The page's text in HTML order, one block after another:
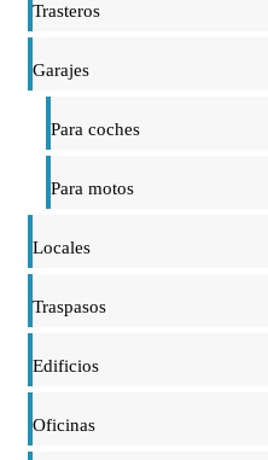
Trasteros
Garajes
Para coches
Para motos
Locales
Traspasos
Edificios
Oficinas